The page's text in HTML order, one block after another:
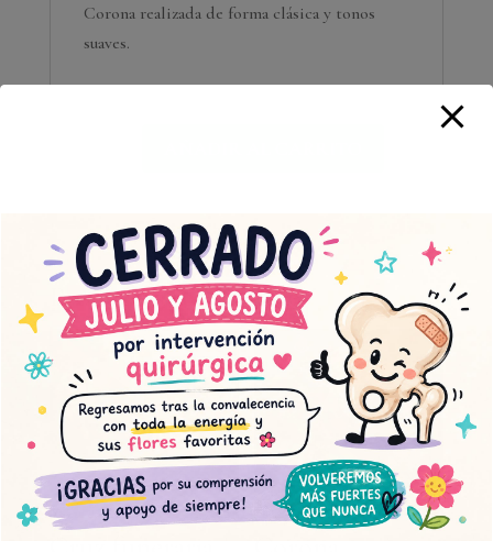
Corona realizada de forma clásica y tonos
suaves.
Productos relacionados